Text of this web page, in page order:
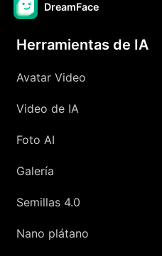
DreamFace
Herramientas de IA
Avatar Video
Video de IA
Foto AI
Galería
Semillas 4.0
Nano plátano